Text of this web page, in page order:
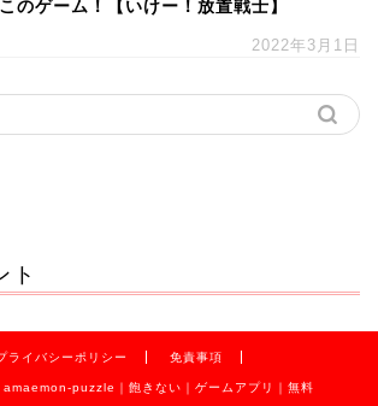
のゲーム！【いけー！放置戦士】
2022年3月1日
ト
ライバシーポリシー 免責事項
puzzle｜飽きない｜ゲームアプリ｜無料